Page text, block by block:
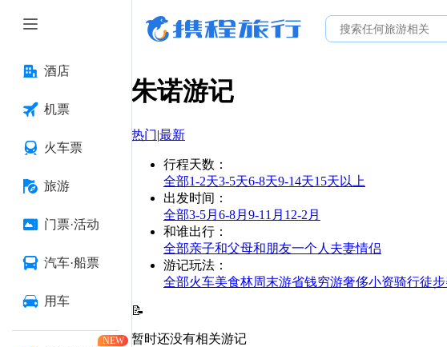
酒店
机票
火车票
旅游
门票·活动
汽车·船票
用车
NEW
朱诺游记
热门|最新
行程天数 ：
全部1-2天3-5天6-8天9-14天15天以上
出发时间 ：
全部3-5月 6-8月 9-11月 12-2月
和谁出行 ：
全部亲子和父母和朋友一个人 夫妻情侣
游记玩法 ：
全部火车美食林周末游省钱穷游奢侈小资骑行徒步
📝
暂时还没有相关游记